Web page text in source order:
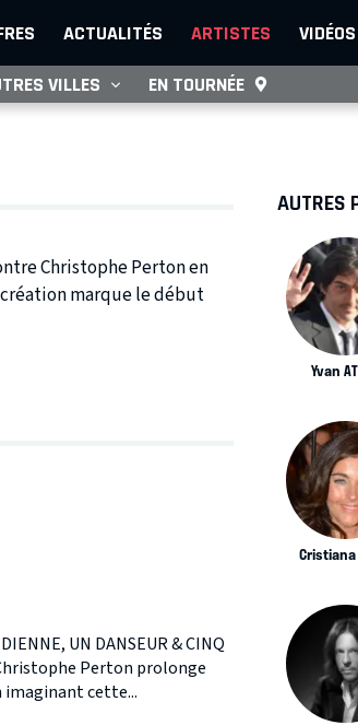
ACTUALITÉS ARTISTES VIDÉOS
VILLES EN TOURNÉE
Christophe Perton en
création marque le début
UN DANSEUR & CINQ
Perton prolonge
imaginant cette...
AUTRES
Yvan
Cristiana